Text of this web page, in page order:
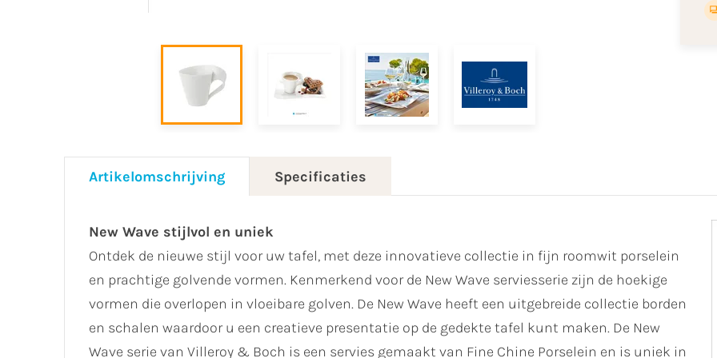
Artikelomschrijving Specificaties
New Wave stijlvol en uniek
Ontdek de nieuwe stijl voor uw tafel, met deze innovatieve collectie in fijn roomwit porselein
en prachtige golvende vormen. Kenmerkend voor de New Wave serviesserie zijn de hoekige
vormen die overlopen in vloeibare golven. De New Wave heeft een uitgebreide collectie borden
en schalen waardoor u een creatieve presentatie op de gedekte tafel kunt maken. De New
Wave serie van Villeroy & Boch is een servies gemaakt van Fine Chine Porselein en is uniek in